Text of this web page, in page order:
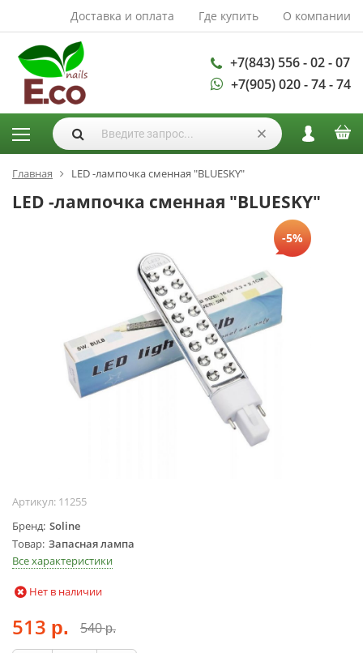
Доставка и оплата Где купить О компании
+7(843) 556 - 02 - 07
+7(905) 020 - 74 - 74
АКСЕССУАРЫ И
РАСХОДНЫЕ
МАТЕРИАЛЫ
Аксессуары
Запасные
лампы
Кисти
Одноразовая
продукция
Пилки
моделирования
Дизайн ногтей
Жидкости для
маникюра
ОБОРУДОВАНИЕ
Аппараты для
маникюра и
педикюра
Инструменты
Лампы
Главная LED -лампочка сменная "BLUESKY"
LED -лампочка сменная "BLUESKY"
-5%
Артикул: 11255
Бренд Soline
Товар Запасная лампа
Все характеристики
Нет в наличии
513 р. 540р.